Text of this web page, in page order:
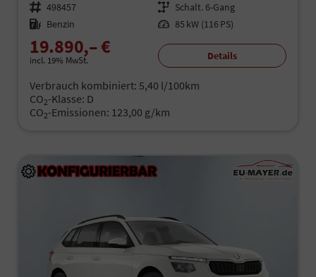
Fahrzeugnr. 498457 Getriebe Schalt. 6-Gang
Kraftstoff Benzin Leistung 85 kW (116 PS)
19.890,– €
incl. 19% MwSt. Details
Verbrauch kombiniert: 5,40 l/100km
CO2-Klasse: D
CO2-Emissionen: 123,00 g/km